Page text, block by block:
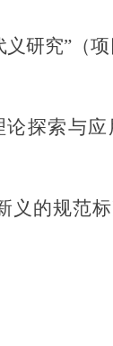
研究”（
探索与应
的规范标